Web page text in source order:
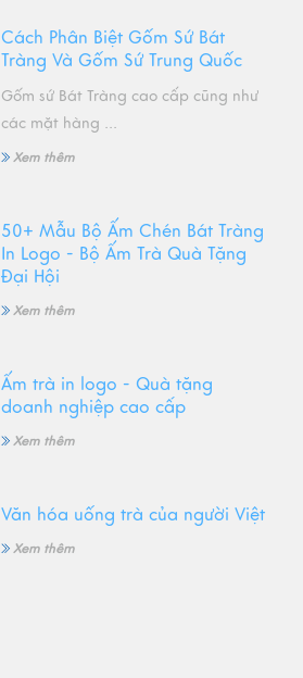
Cách Phân Biệt Gốm Sứ Bát
Tràng Và Gốm Sứ Trung Quốc
Gốm sứ Bát Tràng cao cấp cũng như
các mặt hàng ...
Xem thêm
50+ Mẫu Bộ Ấm Chén Bát Tràng
In Logo - Bộ Ấm Trà Quà Tặng
Đại Hội
Xem thêm
Ấm trà in logo - Quà tặng
doanh nghiệp cao cấp
Xem thêm
Văn hóa uống trà của người Việt
Xem thêm